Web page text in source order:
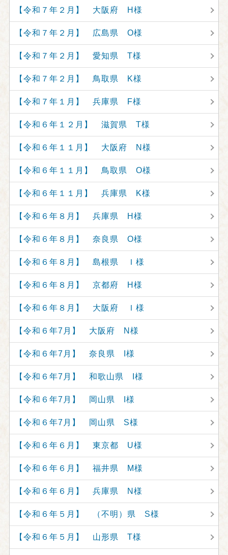
【令和７年２月】 大阪府 H様
【令和７年２月】 広島県 O様
【令和７年２月】 愛知県 T様
【令和７年２月】 鳥取県 K様
【令和７年１月】 兵庫県 F様
【令和６年１２月】 滋賀県 T様
【令和６年１１月】 大阪府 N様
【令和６年１１月】 鳥取県 O様
【令和６年１１月】 兵庫県 K様
【令和６年８月】 兵庫県 H様
【令和６年８月】 奈良県 O様
【令和６年８月】 島根県 Ｉ様
【令和６年８月】 京都府 H様
【令和６年８月】 大阪府 Ｉ様
【令和６年7月】 大阪府 N様
【令和６年7月】 奈良県 I様
【令和６年7月】 和歌山県 I様
【令和６年7月】 岡山県 I様
【令和６年7月】 岡山県 S様
【令和６年６月】 東京都 U様
【令和６年６月】 福井県 M様
【令和６年６月】 兵庫県 N様
【令和６年５月】 （不明）県 S様
【令和６年５月】 山形県 T様